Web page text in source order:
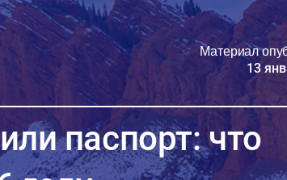
Материал
13
паспорт: что